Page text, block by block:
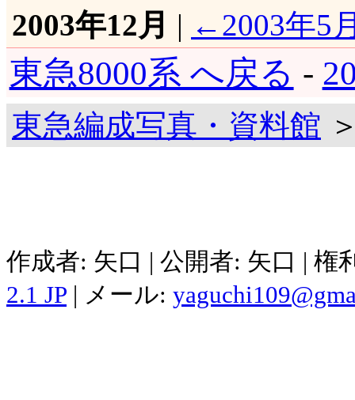
2003年12月 | ←2003年5
東急8000系 へ戻る -
東急編成写真・資料館
作成者: 矢口 | 公開者: 矢口 |
2.1 JP | メール: